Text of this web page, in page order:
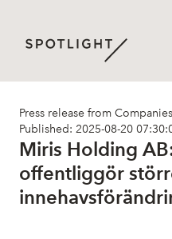
Press release from Companies
Published: 2025-08-20
Miris Holding
offentliggör